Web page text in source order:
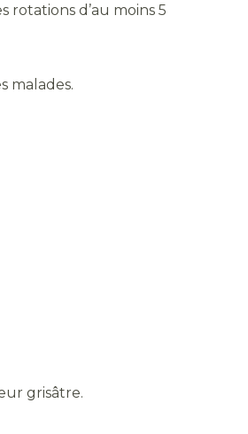
rotations d’au moins 5
malades.
grisâtre.